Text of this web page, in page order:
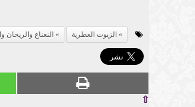
الزيوت العطرية النعناع والريحان
⇧